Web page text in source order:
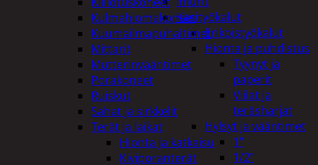
Käsityökalut
Erikoistyökalut
Hionta ja puhdistus
Tyynyt ja
paperit
Viilat ja
teräsharjat
Hylsyt ja vääntimet
1"
1/2"
Kulmahiomakoneet
Kuumailmapuhaltimet
Mittarit
Mutterinvääntimet
Porakoneet
Ruiskut
Sahat ja sirkkelit
Terät ja laikat
Hionta ja katkaisu
Kiviporanterät